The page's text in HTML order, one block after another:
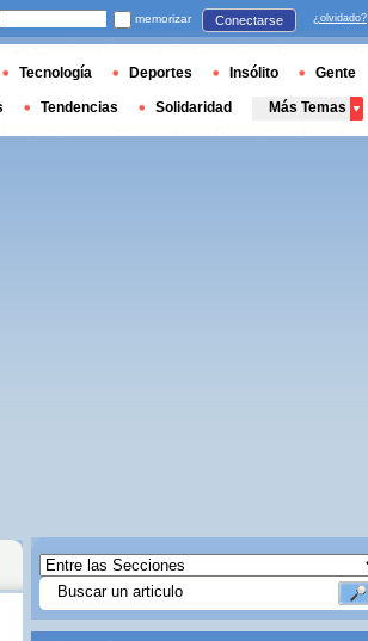
memorizar Conectarse ¿olvidado?
Tecnología Deportes Insólito Gente
Tendencias Solidaridad Más Temas